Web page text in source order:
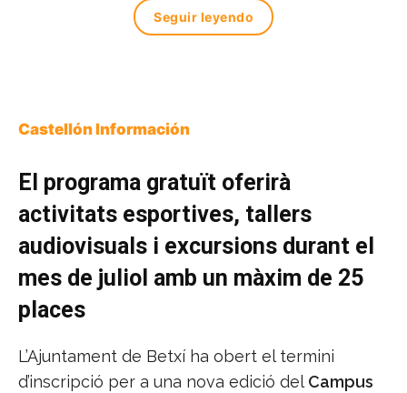
Seguir leyendo
Castellón Información
El programa gratuït oferirà
activitats esportives, tallers
audiovisuals i excursions durant el
mes de juliol amb un màxim de 25
places
L’Ajuntament de Betxí ha obert el termini
d’inscripció per a una nova edició del Campus